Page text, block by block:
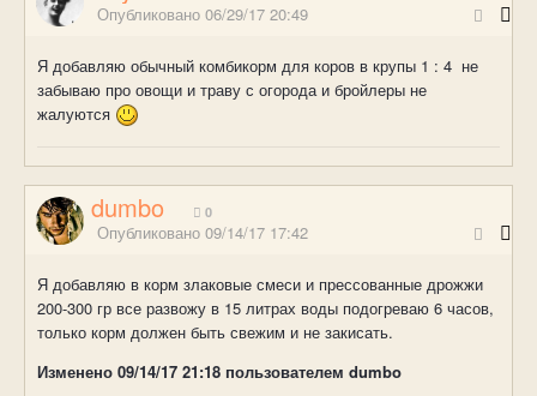
Опубликовано 06/29/17 20:49
Я добавляю обычный комбикорм для коров в крупы 1 : 4 не
забываю про овощи и траву с огорода и бройлеры не
жалуются
dumbo 0
Опубликовано 09/14/17 17:42
Я добавляю в корм злаковые смеси и прессованные дрожжи
200-300 гр все развожу в 15 литрах воды подогреваю 6 часов,
только корм должен быть свежим и не закисать.
Изменено 09/14/17 21:18 пользователем dumbo